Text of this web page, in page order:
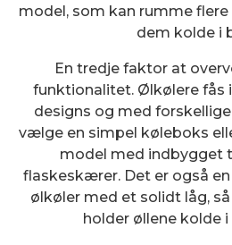
model, som kan rumme
dem kolde i
En tredje faktor at
funktionalitet. Ølkølere fås
designs og med
vælge en simpel køleboks
model med indbygget
flaskeskærer. Det er også
ølkøler med et solidt låg,
holder øllene kolde